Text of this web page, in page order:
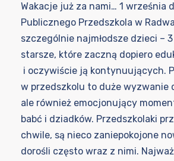
Wakacje już za nami… 1 września
Publicznego Przedszkola w
szczególnie najmłodsze dzieci –
starsze, które zaczną dopiero
i oczywiście ją kontynuujących.
w przedszkolu to duże wyzwanie
ale również emocjonujący
babć i dziadków. Przedszkolaki
chwile, są nieco zaniepokojone
dorośli często wraz z nimi.